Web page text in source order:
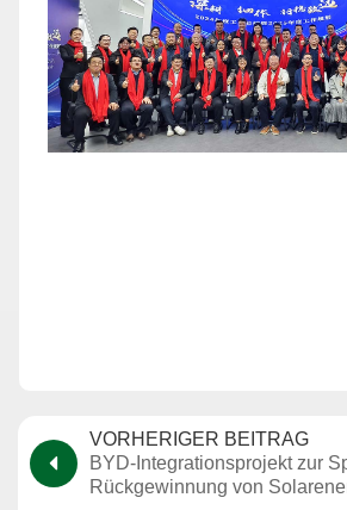
VORHERIGER BEITRAG
BYD-Integrationsprojekt zur
Rückgewinnung von